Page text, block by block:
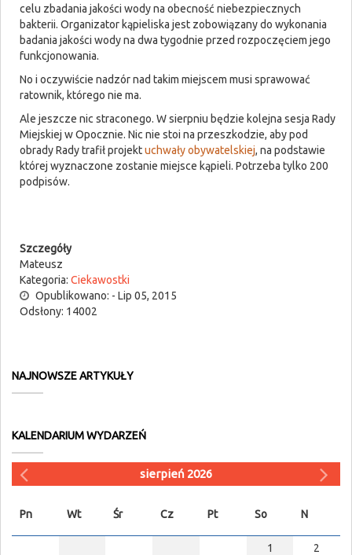
celu zbadania jakości wody na obecność niebezpiecznych
bakterii. Organizator kąpieliska jest zobowiązany do wykonania
badania jakości wody na dwa tygodnie przed rozpoczęciem jego
funkcjonowania.
No i oczywiście nadzór nad takim miejscem musi sprawować
ratownik, którego nie ma.
Ale jeszcze nic straconego. W sierpniu będzie kolejna sesja Rady
Miejskiej w Opocznie. Nic nie stoi na przeszkodzie, aby pod
obrady Rady trafił projektuchwały obywatelskiej, na podstawie
której wyznaczone zostanie miejsce kąpieli. Potrzeba tylko 200
podpisów.
Szczegóły
Mateusz
Kategoria: Ciekawostki
Opublikowano: - Lip 05, 2015
Odsłony: 14002
NAJNOWSZE ARTYKUŁY
KALENDARIUM WYDARZEŃ
sierpień 2026
Pn Wt Śr Cz Pt So N
1
2